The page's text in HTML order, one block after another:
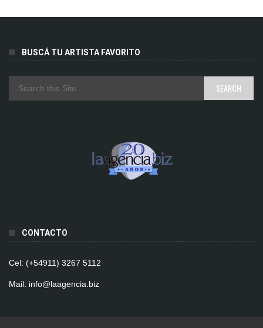
BUSCÁ TU ARTISTA FAVORITO
CONTACTO
Cel: (+54911) 3267 5112
Mail: info@laagencia.biz